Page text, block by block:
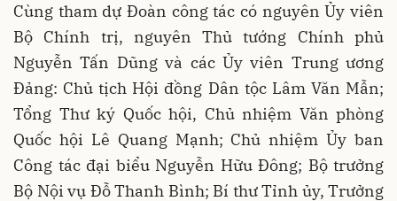
Cùng tham dự Đoàn công tác có nguyên Ủy viên
Bộ Chính trị, nguyên Thủ tướng Chính phủ
Nguyễn Tấn Dũng và các Ủy viên Trung ương
Đảng: Chủ tịch Hội đồng Dân tộc Lâm Văn Mẫn;
Tổng Thư ký Quốc hội, Chủ nhiệm Văn phòng
Quốc hội Lê Quang Mạnh; Chủ nhiệm Ủy ban
Công tác đại biểu Nguyễn Hữu Đông; Bộ trưởng
Bộ Nội vụ Đỗ Thanh Bình; Bí thư Tỉnh ủy, Trưởng